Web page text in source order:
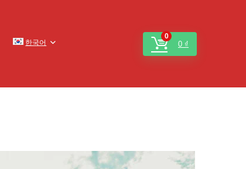
한국어
0
0 ₫